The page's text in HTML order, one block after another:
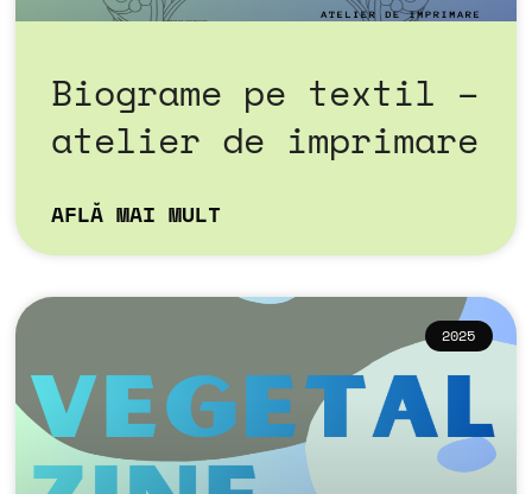
Biograme pe textil –
atelier de imprimare
AFLĂ MAI MULT
2025